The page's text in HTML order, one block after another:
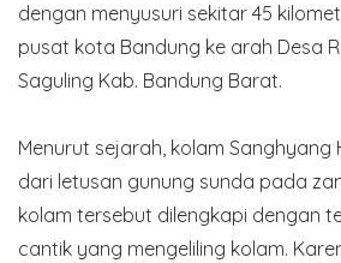
dengan menyusuri sekitar 45
pusat kota Bandung ke arah Desa
Saguling Kab. Bandung Barat.
Menurut sejarah, kolam Sanghyang
dari letusan gunung sunda pada
kolam tersebut dilengkapi dengan
cantik yang mengeliling kolam.